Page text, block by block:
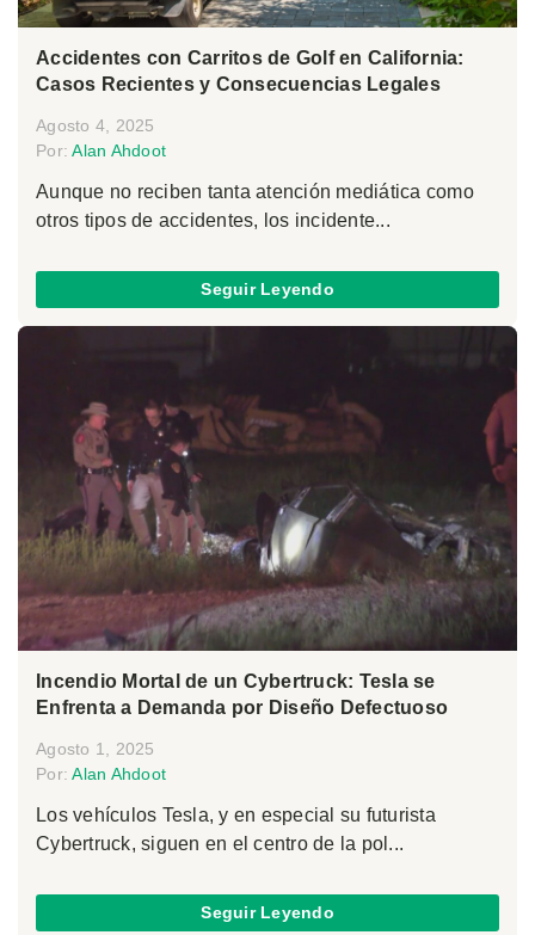
Accidentes con Carritos de Golf en California:
Casos Recientes y Consecuencias Legales
Agosto 4, 2025
Por:Alan Ahdoot
Aunque no reciben tanta atención mediática como
otros tipos de accidentes, los incidente...
Seguir Leyendo
Incendio Mortal de un Cybertruck: Tesla se
Enfrenta a Demanda por Diseño Defectuoso
Agosto 1, 2025
Por:Alan Ahdoot
Los vehículos Tesla, y en especial su futurista
Cybertruck, siguen en el centro de la pol...
Seguir Leyendo